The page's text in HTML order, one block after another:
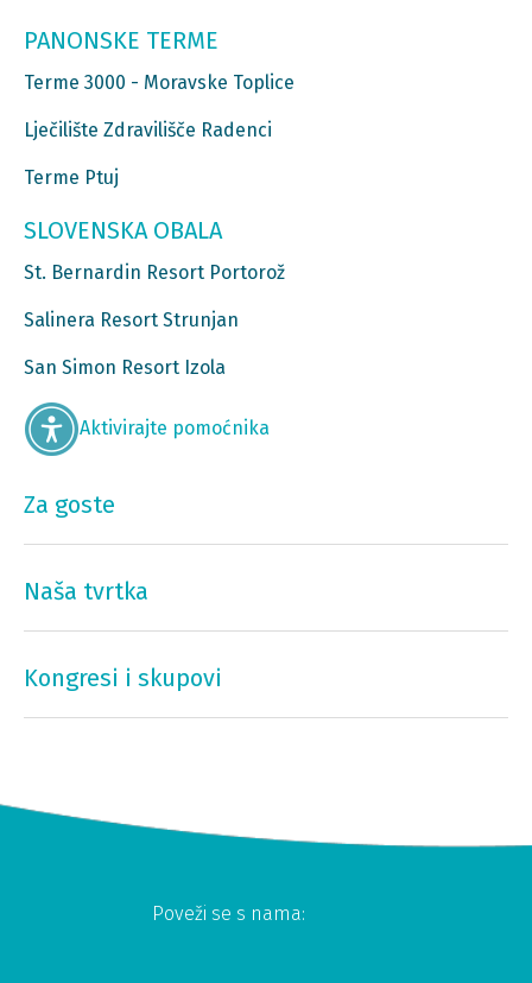
PANONSKE TERME
Terme 3000 - Moravske Toplice
Lječilište Zdravilišče Radenci
Terme Ptuj
SLOVENSKA OBALA
St. Bernardin Resort Portorož
Salinera Resort Strunjan
San Simon Resort Izola
Aktivirajte pomoćnika
Za goste
Naša tvrtka
Kongresi i skupovi
Poveži se s nama: